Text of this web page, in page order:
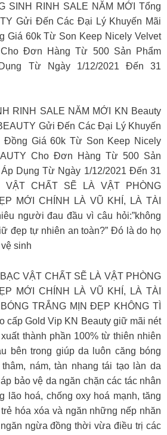
SINH RINH SALE NĂM MỚI Tổng
Gửi Đến Các Đại Lý Khuyến Mãi
Giá 60k Từ Son Keep Nicely Velvet
Đơn Hàng Từ 500 Sản Phẩm
Từ Ngày 1/12/2021 Đến 31
RINH SALE NĂM MỚI KN Beauty
Gửi Đến Các Đại Lý Khuyến
Đồng Giá 60k Từ Son Keep Nicely
Cho Đơn Hàng Từ 500 Sản
Dụng Từ Ngày 1/12/2021 Đến 31
VẬT CHẤT SẼ LÀ VẬT PHÒNG
MỚI CHÍNH LÀ VŨ KHÍ, LÀ TÀI
người đau đầu vì câu hỏi:”không
đẹp tự nhiên an toàn?” Đó là do họ
sinh
VẬT CHẤT SẼ LÀ VẬT PHÒNG
MỚI CHÍNH LÀ VŨ KHÍ, LÀ TÀI
TRẮNG MỊN ĐẸP KHÔNG TÌ
cấp Gold Vip KN Beauty giữ mãi nét
thành phần 100% từ thiên nhiên
bên trong giúp da luôn căng bóng
nám, tàn nhang tái tạo làn da
bảo vệ da ngăn chặn các tác nhân
lão hoá, chống oxy hoá mạnh, tăng
hóa xóa và ngăn những nếp nhăn
ngừa đồng thời vừa điều trị các